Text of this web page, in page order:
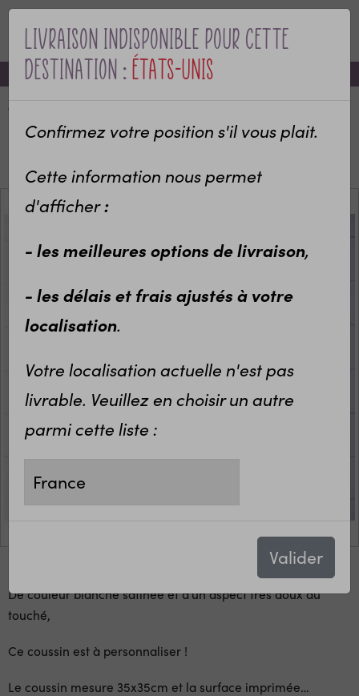
MENU
-10% sur votre première commande avec le code bienvenue
Livraison indisponible pour cette
destination :États-Unis
Confirmez votre position s'il vous plait.
Cette information nous permet
d'afficher:
- les meilleures options de livraison,
- les délais et frais ajustés à votre
localisation.
Votre localisation actuelle n'est pas
livrable. Veuillez en choisir un autre
parmi cette liste :
Valider
Cadeau de naissance
Coussin de naissance bébé personnalisé
De couleur blanche satinée et d'un aspect très doux au
touché,
Ce coussin est à personnaliser !
Le coussin mesure 35x35cm et la surface imprimée…